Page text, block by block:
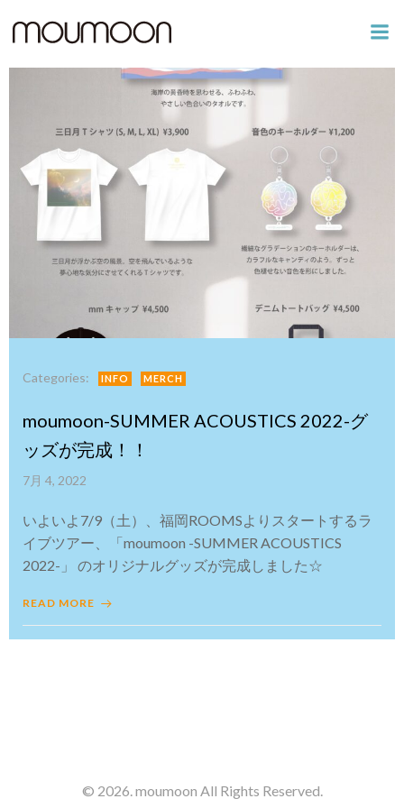
ン
ツ
キ
ッ
Categories: INFO MERCH
moumoon-SUMMER ACOUSTICS 2022-グ
ッズが完成！！
7月 4, 2022
いよいよ7/9（土）、福岡ROOMSよりスタートするラ
イブツアー、「moumoon -SUMMER ACOUSTICS
2022-」 のオリジナルグッズが完成しました☆
READ MORE
© 2026. moumoon All Rights Reserved.